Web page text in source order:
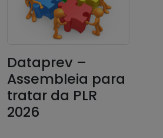
Dataprev –
Assembleia para
tratar da PLR
2026